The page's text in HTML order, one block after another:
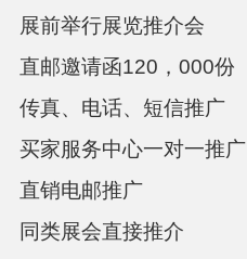
展前举⾏展览推介会
直邮邀请函120，000份
传真、电话、短信推⼴
买家服务中⼼⼀对⼀推⼴
直销电邮推⼴
同类展会直接推介